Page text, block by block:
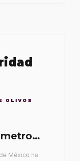
OLIVOS
México ha